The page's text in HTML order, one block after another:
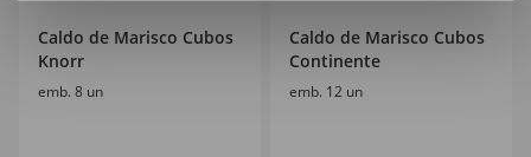
Caldo de Marisco Cubos
Knorr
emb. 8 un
Caldo de Marisco Cubos
Continente
emb. 12 un